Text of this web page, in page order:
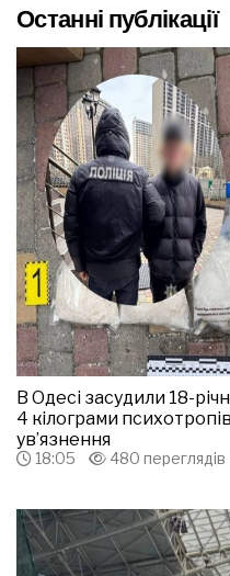
Останні публікації
В Одесі засудили 18-
4 кілограми
ув’язнення
18:05 480 переглядів